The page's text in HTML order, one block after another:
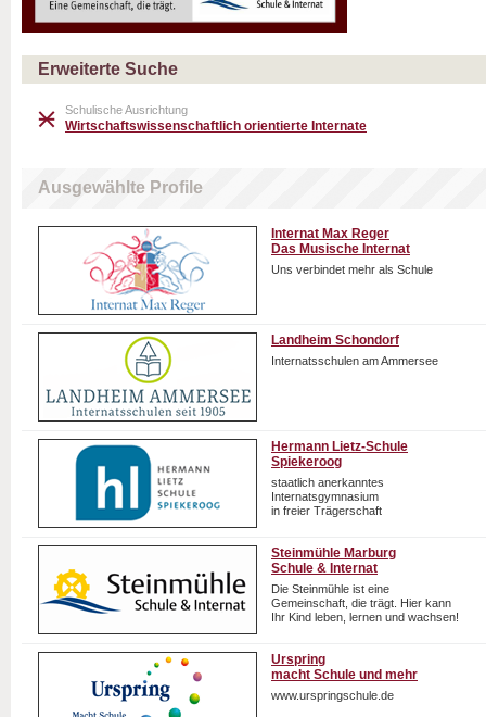
Erweiterte Suche
Schulische Ausrichtung
Wirtschaftswissenschaftlich orientierte Internate
Ausgewählte Profile
Internat Max Reger
Das Musische Internat
Uns verbindet mehr als Schule
Landheim Schondorf
Internatsschulen am Ammersee
Hermann Lietz-Schule
Spiekeroog
staatlich anerkanntes
Internatsgymnasium
in freier Trägerschaft
Steinmühle Marburg
Schule & Internat
Die Steinmühle ist eine
Gemeinschaft, die trägt. Hier kann
Ihr Kind leben, lernen und wachsen!
Urspring
macht Schule und mehr
www.urspringschule.de